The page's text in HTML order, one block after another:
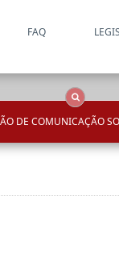
FAQ
DE COMUNICAÇÃO